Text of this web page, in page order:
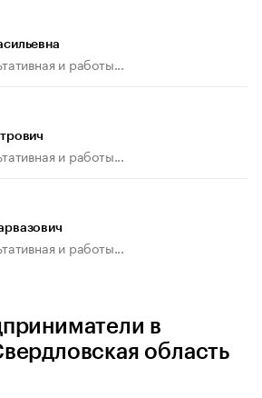
и работы...
и работы...
и работы...
в
область